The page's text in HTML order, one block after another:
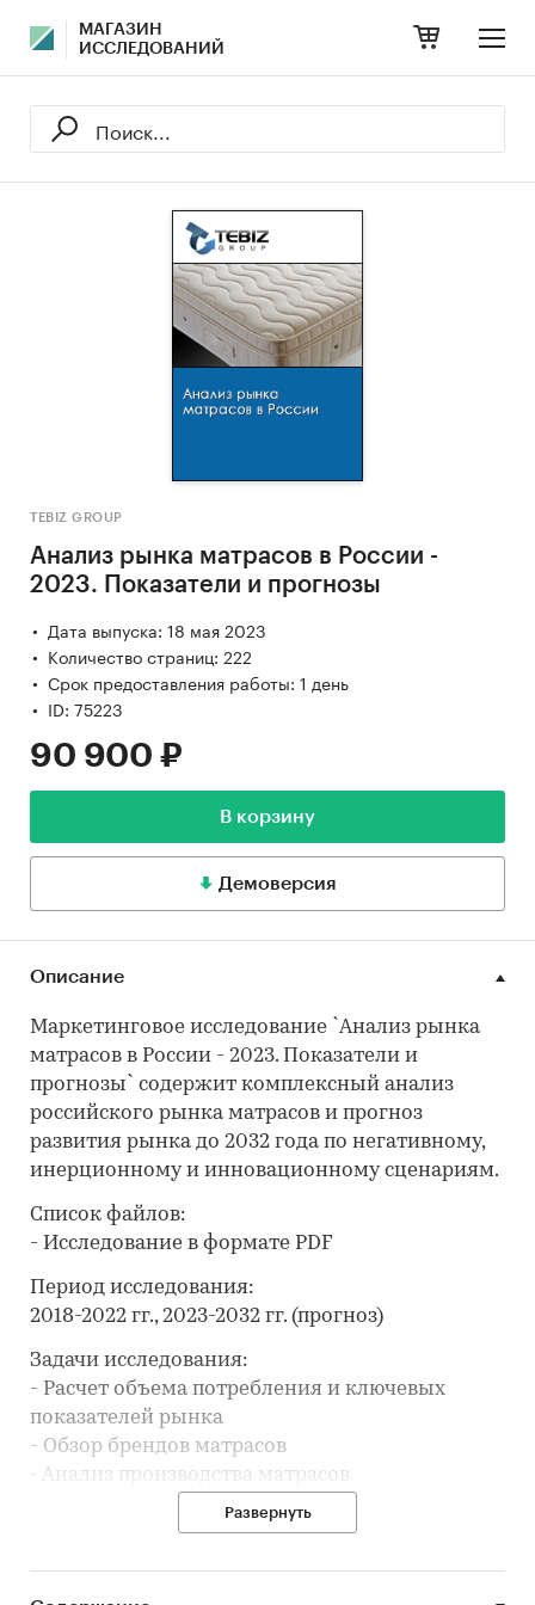
МАГАЗИН
ИССЛЕДОВАНИЙ
TEBIZ GROUP
Анализ рынка матрасов в России -
2023. Показатели и прогнозы
Дата выпуска: 18 мая 2023
Количество страниц: 222
Срок предоставления работы: 1 день
ID: 75223
90 900 ₽
В корзину
Демоверсия
Описание
Маркетинговое исследование `Анализ рынка
матрасов в России - 2023. Показатели и
прогнозы` содержит комплексный анализ
российского рынка матрасов и прогноз
развития рынка до 2032 года по негативному,
инерционному и инновационному сценариям.
Список файлов:
- Исследование в формате PDF
Период исследования:
2018-2022 гг., 2023-2032 гг. (прогноз)
Задачи исследования:
- Расчет объема потребления и ключевых
показателей рынка
- Обзор брендов матрасов
- Анализ производства матрасов
- Составление рейтинга производителей
- Анализ цен производителей матрасов
Развернуть